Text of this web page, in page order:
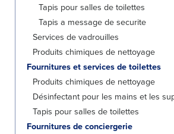
Tapis pour salles de toilettes
Tapis a message de securite
Services de vadrouilles
Produits chimiques de nettoyage
Fournitures et services de toilettes
Produits chimiques de nettoyage
Désinfectant pour les mains et les
Tapis pour salles de toilettes
Fournitures de conciergerie